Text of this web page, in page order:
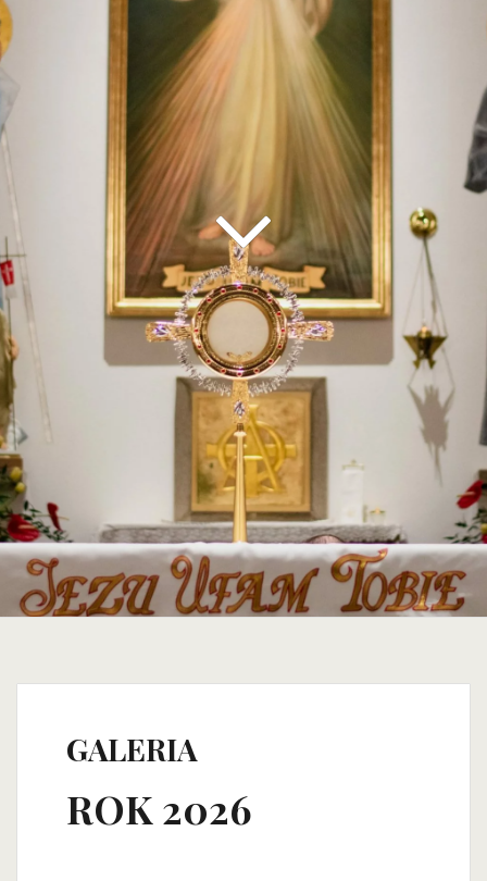
GALERIA
ROK 2026